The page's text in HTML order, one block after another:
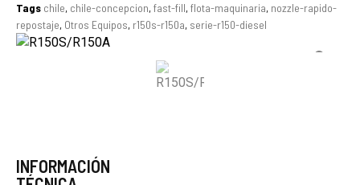
Tags chile, chile-concepcion, fast-fill, flota-maquinaria, nozzle-rapido-
repostaje, Otros Equipos, r150s-r150a, serie-r150-diesel
INFORMACIÓN